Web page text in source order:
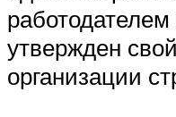
утвержден
организации